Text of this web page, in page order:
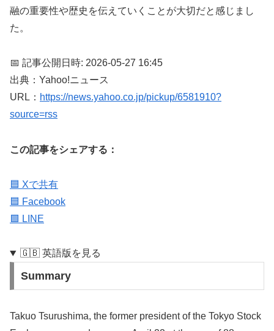
融の重要性や歴史を伝えていくことが大切だと感じまし
た。
📅 記事公開日時: 2026-05-27 16:45
出典：Yahoo!ニュース
URL： https://news.yahoo.co.jp/pickup/6581910?
source=rss
この記事をシェアする：
🟦 Xで共有
🟦 Facebook
🟩 LINE
🇬🇧 英語版を見る
Summary
Takuo Tsurushima, the former president of the Tokyo Stock